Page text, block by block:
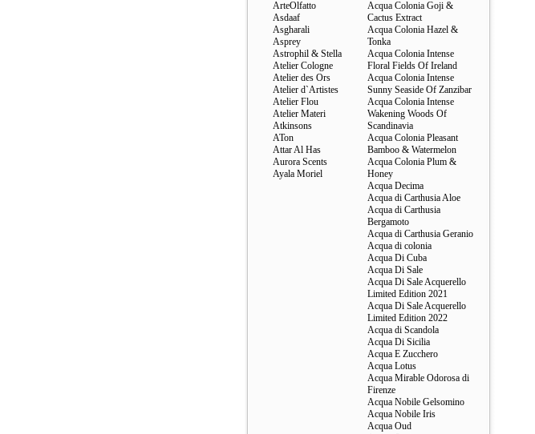
ArteOlfatto
Asdaaf
Asgharali
Asprey
Astrophil & Stella
Atelier Cologne
Atelier des Ors
Atelier d`Artistes
Atelier Flou
Atelier Materi
Atkinsons
ATon
Attar Al Has
Aurora Scents
Ayala Moriel
Acqua Colonia Goji &
Cactus Extract
Acqua Colonia Hazel &
Tonka
Acqua Colonia Intense
Floral Fields Of Ireland
Acqua Colonia Intense
Sunny Seaside Of Zanzibar
Acqua Colonia Intense
Wakening Woods Of
Scandinavia
Acqua Colonia Pleasant
Bamboo & Watermelon
Acqua Colonia Plum &
Honey
Acqua Decima
Acqua di Carthusia Aloe
Acqua di Carthusia
Bergamoto
Acqua di Carthusia Geranio
Acqua di colonia
Acqua Di Cuba
Acqua Di Sale
Acqua Di Sale Acquerello
Limited Edition 2021
Acqua Di Sale Acquerello
Limited Edition 2022
Acqua di Scandola
Acqua Di Sicilia
Acqua E Zucchero
Acqua Lotus
Acqua Mirable Odorosa di
Firenze
Acqua Nobile Gelsomino
Acqua Nobile Iris
Acqua Oud